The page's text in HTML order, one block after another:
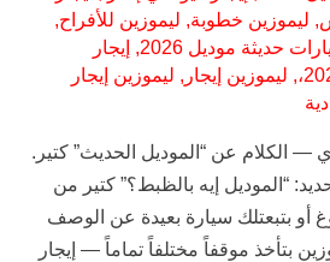
, ليموزين خطوبة, ليموزين للأفراح,
حديثة موديل 2026 , إيجار
, ليموزين إيجار , ليموزين إيجار
— الكلام عن “الموديل الحديث” كتير.
“الموديل إيه بالظبط؟” كتير من
أو بتبعتلك سيارة بعيدة عن الوصف
بتأخذ موقفاً مختلفاً تماماً — إيجار